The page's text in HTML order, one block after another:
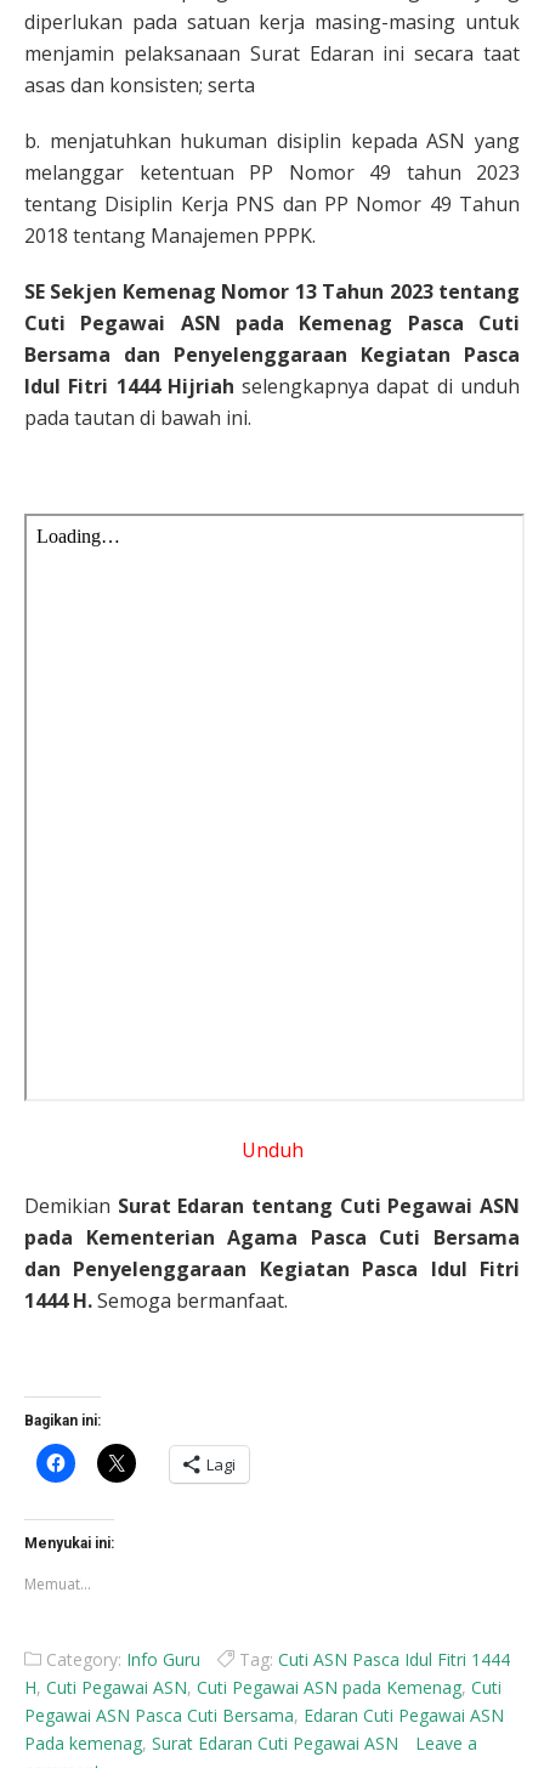
diperlukan pada satuan kerja masing-masing untuk
menjamin pelaksanaan Surat Edaran ini secara taat
asas dan konsisten; serta
b. menjatuhkan hukuman disiplin kepada ASN yang
melanggar ketentuan PP Nomor 49 tahun 2023
tentang Disiplin Kerja PNS dan PP Nomor 49 Tahun
2018 tentang Manajemen PPPK.
SE Sekjen Kemenag Nomor 13 Tahun 2023 tentang
Cuti Pegawai ASN pada Kemenag Pasca Cuti
Bersama dan Penyelenggaraan Kegiatan Pasca
Idul Fitri 1444 Hijriah selengkapnya dapat di unduh
pada tautan di bawah ini.
Unduh
Demikian Surat Edaran tentang Cuti Pegawai ASN
pada Kementerian Agama Pasca Cuti Bersama
dan Penyelenggaraan Kegiatan Pasca Idul Fitri
1444 H.Semoga bermanfaat.
Bagikan ini:
Klik
untuk
Facebook(Membuka
di
jendela
baru)
Klik
untuk
berbagi
Lagi
Menyukai ini:
Memuat...
Category: Info Guru Tag: Cuti ASN Pasca Idul Fitri 1444
H, Cuti Pegawai ASN, Cuti Pegawai ASN pada Kemenag, Cuti
Pegawai ASN Pasca Cuti Bersama, Edaran Cuti Pegawai ASN
Pada kemenag, Surat Edaran Cuti Pegawai ASN
Leave a